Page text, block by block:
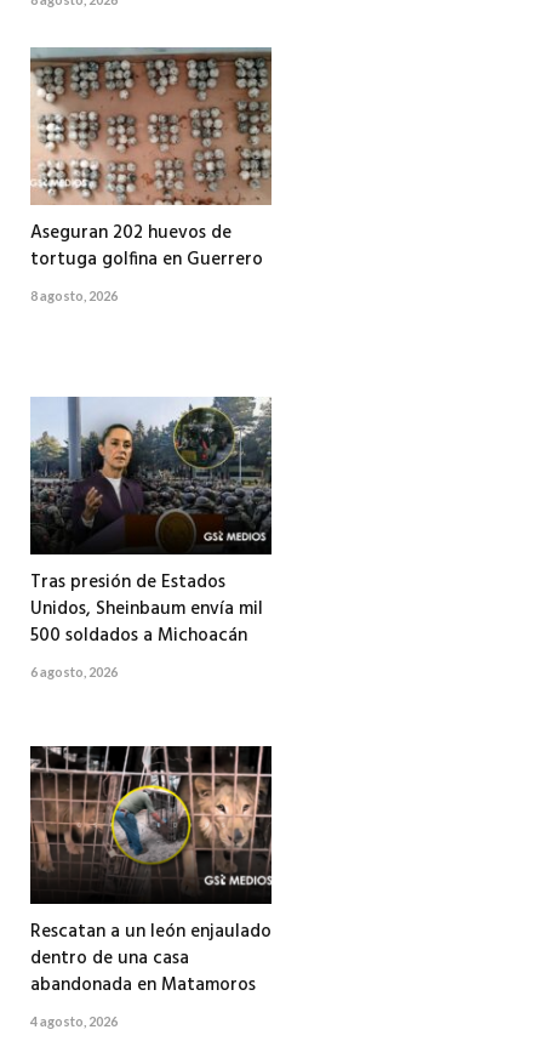
Aseguran 202 huevos de
tortuga golfina en Guerrero
8 agosto, 2026
Tras presión de Estados
Unidos, Sheinbaum envía mil
500 soldados a Michoacán
6 agosto, 2026
Rescatan a un león enjaulado
dentro de una casa
abandonada en Matamoros
4 agosto, 2026